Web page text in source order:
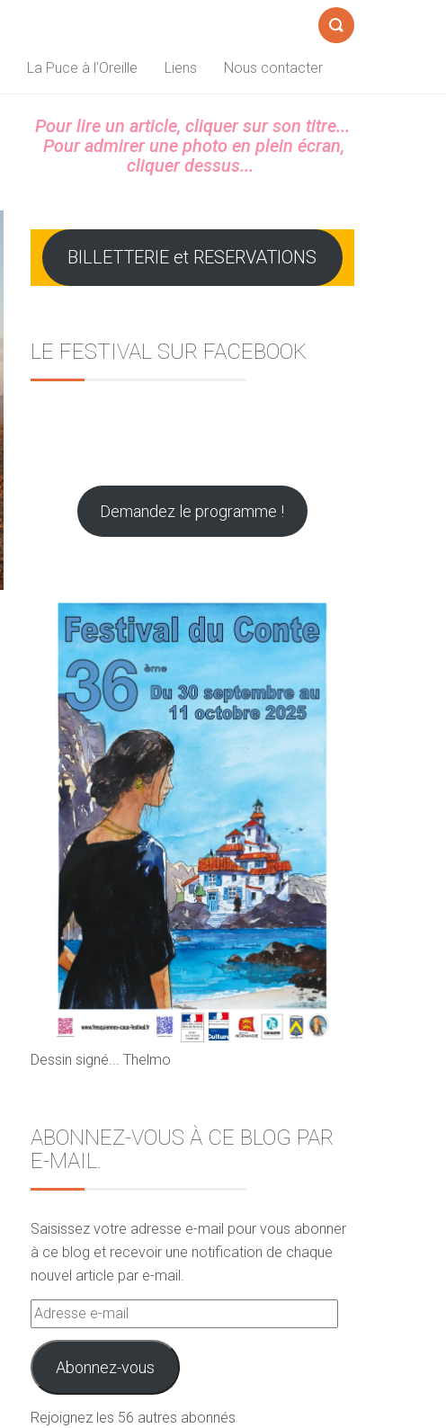
de
La Puce à l’Oreille Liens Nous contacter
Sidebar
Pour lire un article, cliquer sur son titre...
Pour admirer une photo en plein écran,
cliquer dessus...
BILLETTERIE et RESERVATIONS
LE FESTIVAL SUR FACEBOOK
Demandez le programme !
Dessin signé... Thelmo
ABONNEZ-VOUS À CE BLOG PAR
E-MAIL.
Saisissez votre adresse e-mail pour vous abonner
à ce blog et recevoir une notification de chaque
nouvel article par e-mail.
Adresse
e-
mail
Abonnez-vous
Rejoignez les 56 autres abonnés